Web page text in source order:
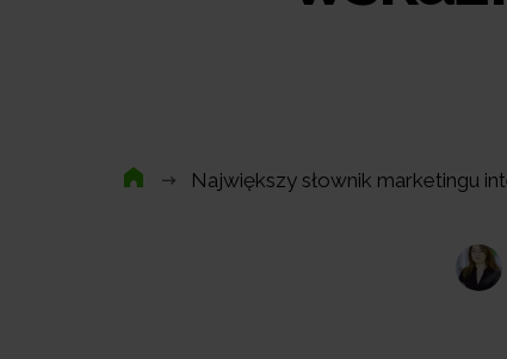
Największy słownik marketingu